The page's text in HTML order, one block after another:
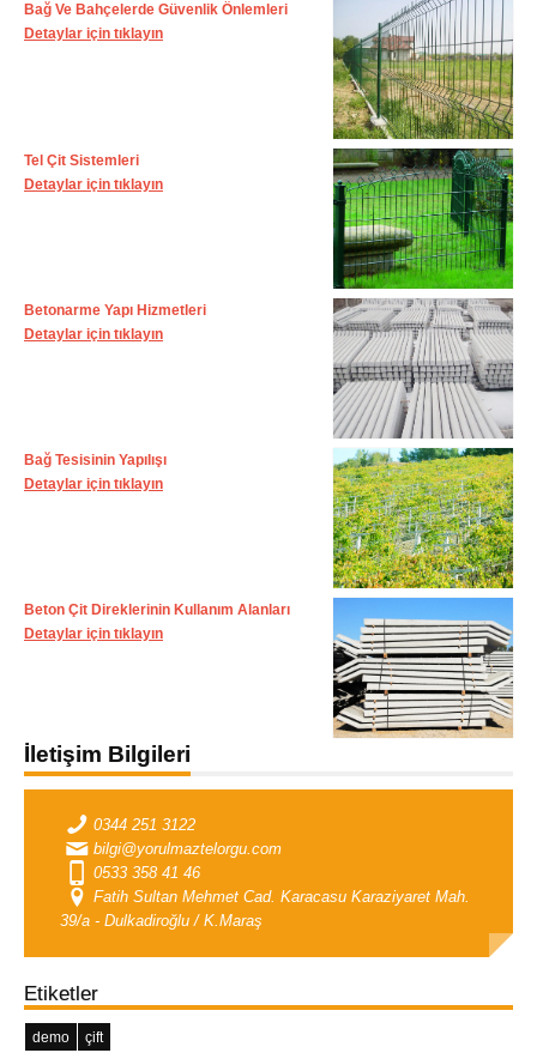
Bağ Ve Bahçelerde Güvenlik Önlemleri
Detaylar için tıklayın
Tel Çit Sistemleri
Detaylar için tıklayın
Betonarme Yapı Hizmetleri
Detaylar için tıklayın
Bağ Tesisinin Yapılışı
Detaylar için tıklayın
Beton Çit Direklerinin Kullanım Alanları
Detaylar için tıklayın
İletişim Bilgileri
0344 251 3122
bilgi@yorulmaztelorgu.com
0533 358 41 46
Fatih Sultan Mehmet Cad. Karacasu Karaziyaret Mah.
39/a - Dulkadiroğlu / K.Maraş
Etiketler
demo çift